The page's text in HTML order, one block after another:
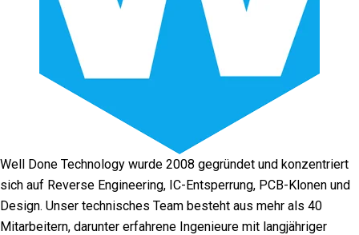
Well Done Technology wurde 2008 gegründet und konzentriert
sich auf Reverse Engineering, IC-Entsperrung, PCB-Klonen und
Design. Unser technisches Team besteht aus mehr als 40
Mitarbeitern, darunter erfahrene Ingenieure mit langjähriger